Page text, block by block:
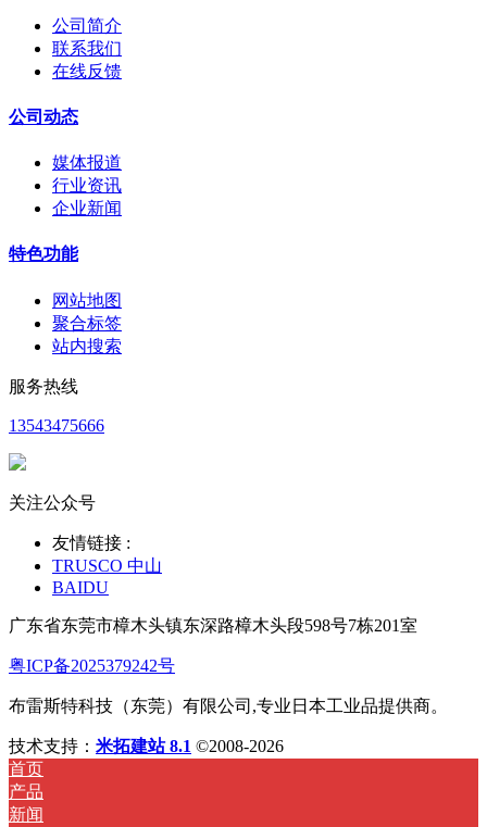
公司简介
联系我们
在线反馈
公司动态
媒体报道
行业资讯
企业新闻
特色功能
网站地图
聚合标签
站内搜索
服务热线
13543475666
关注公众号
友情链接 :
TRUSCO 中山
BAIDU
广东省东莞市樟木头镇东深路樟木头段598号7栋201室
粤ICP备2025379242号
布雷斯特科技（东莞）有限公司,专业日本工业品提供商。
技术支持： 米拓建站 8.1 ©2008-2026
首页
产品
新闻